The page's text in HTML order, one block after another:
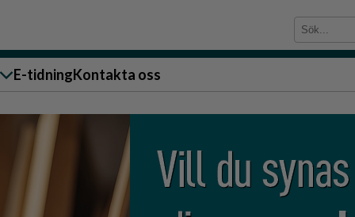
till oss
E-tidningKontakta oss